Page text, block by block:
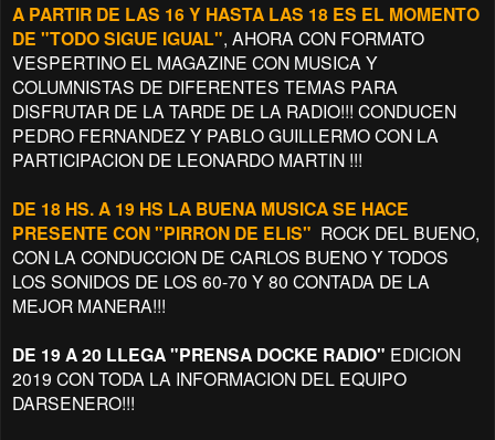
A PARTIR DE LAS 16 Y HASTA LAS 18 ES EL MOMENTO
DE "TODO SIGUE IGUAL", AHORA CON FORMATO
VESPERTINO EL MAGAZINE CON MUSICA Y
COLUMNISTAS DE DIFERENTES TEMAS PARA
DISFRUTAR DE LA TARDE DE LA RADIO!!! CONDUCEN
PEDRO FERNANDEZ Y PABLO GUILLERMO CON LA
PARTICIPACION DE LEONARDO MARTIN !!!
DE 18 HS. A 19 HS LA BUENA MUSICA SE HACE
PRESENTE CON "PIRRON DE ELIS" ROCK DEL BUENO,
CON LA CONDUCCION DE CARLOS BUENO Y TODOS
LOS SONIDOS DE LOS 60-70 Y 80 CONTADA DE LA
MEJOR MANERA!!!
DE 19 A 20 LLEGA "PRENSA DOCKE RADIO" EDICION
2019 CON TODA LA INFORMACION DEL EQUIPO
DARSENERO!!!